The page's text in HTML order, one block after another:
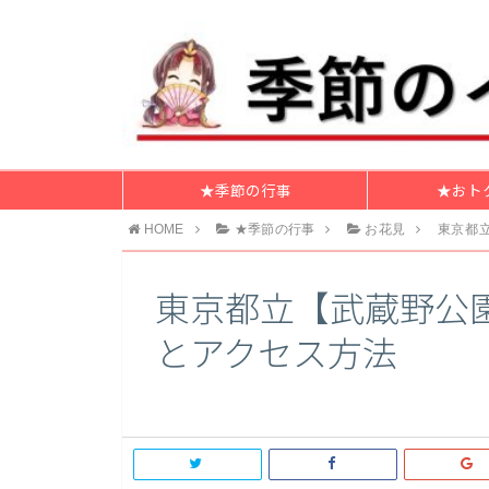
★季節の行事 ★おト
HOME ★季節の行事 お花見 東京都
東京都立【武蔵野
とアクセス方法